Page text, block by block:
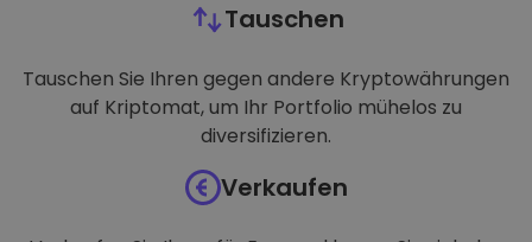
Tauschen
Tauschen Sie Ihren gegen andere Kryptowährungen
auf Kriptomat, um Ihr Portfolio mühelos zu
diversifizieren.
Verkaufen